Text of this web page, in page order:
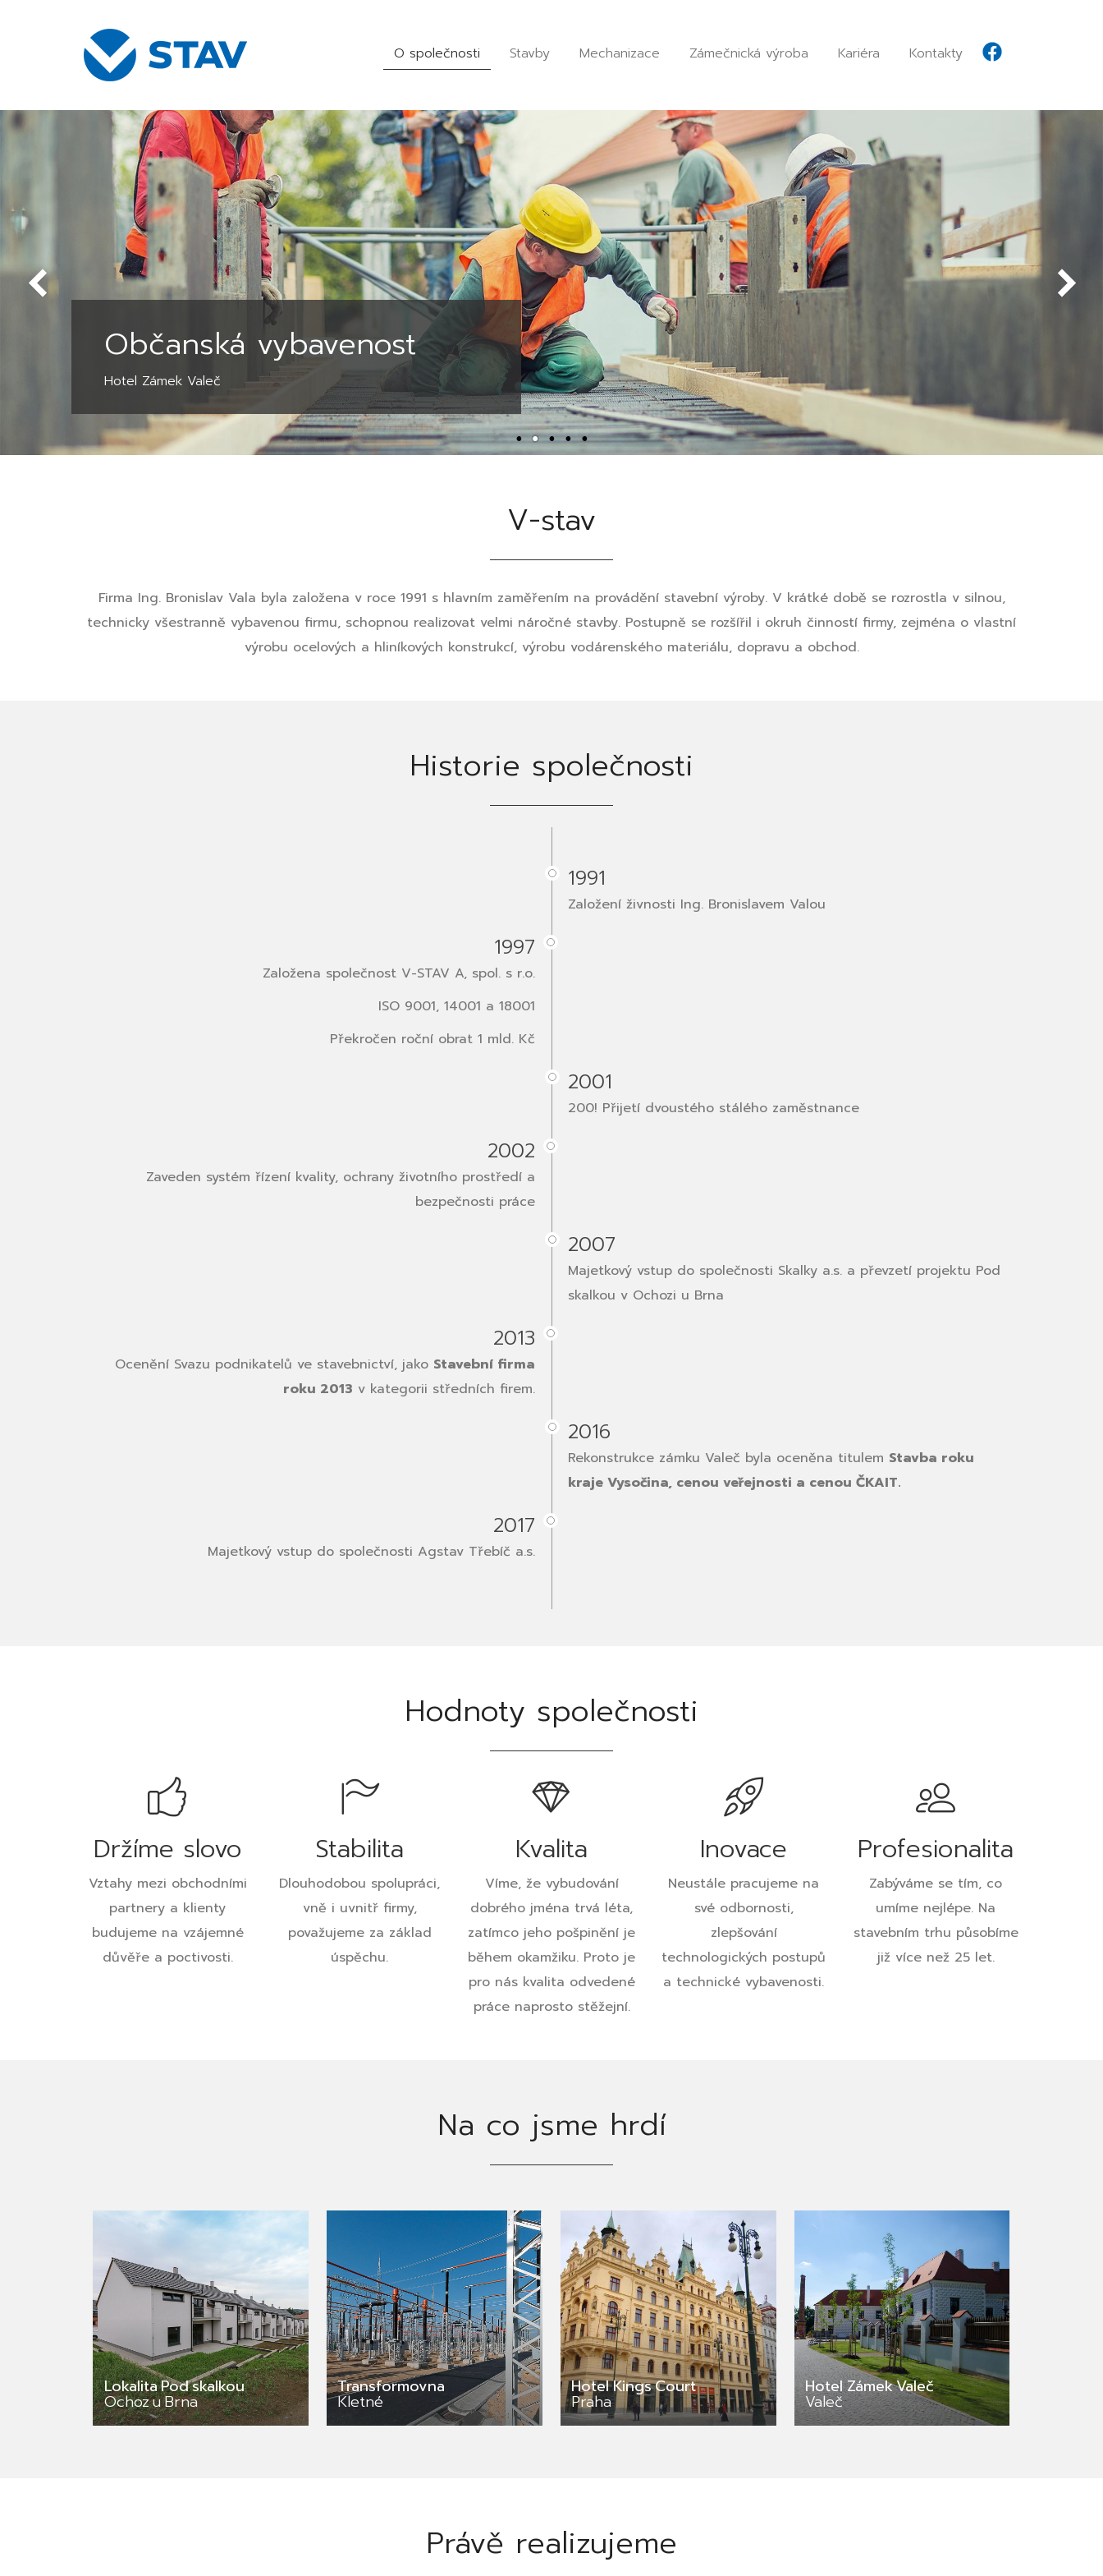
O společnosti Stavby Mechanizace Zámečnická výroba Kariéra Kontakty Facebook
Občanská vybavenost
Hotel Zámek Valeč
V-stav
Firma Ing. Bronislav Vala byla založena v roce 1991 s hlavním zaměřením na provádění stavební výroby. V krátké době se rozrostla v silnou,
technicky všestranně vybavenou firmu, schopnou realizovat velmi náročné stavby. Postupně se rozšířil i okruh činností firmy, zejména o vlastní
výrobu ocelových a hliníkových konstrukcí, výrobu vodárenského materiálu, dopravu a obchod.
Historie společnosti
1991
Založení živnosti Ing. Bronislavem Valou
1997
Založena společnost V-STAV A, spol. s r.o.
ISO 9001, 14001 a 18001
Překročen roční obrat 1 mld. Kč
2001
200! Přijetí dvoustého stálého zaměstnance
2002
Zaveden systém řízení kvality, ochrany životního prostředí a
bezpečnosti práce
2007
Majetkový vstup do společnosti Skalky a.s. a převzetí projektu Pod
skalkou v Ochozi u Brna
2013
Ocenění Svazu podnikatelů ve stavebnictví, jako Stavební firma
roku 2013 v kategorii středních firem.
2016
Rekonstrukce zámku Valeč byla oceněna titulem Stavba roku
kraje Vysočina, cenou veřejnosti a cenou ČKAIT.
2017
Majetkový vstup do společnosti Agstav Třebíč a.s.
Hodnoty společnosti
Držíme slovo
Vztahy mezi obchodními
partnery a klienty
budujeme na vzájemné
důvěře a poctivosti.
Stabilita
Dlouhodobou spolupráci,
vně i uvnitř firmy,
považujeme za základ
úspěchu.
Kvalita
Víme, že vybudování
dobrého jména trvá léta,
zatímco jeho pošpinění je
během okamžiku. Proto je
pro nás kvalita odvedené
práce naprosto stěžejní.
Inovace
Neustále pracujeme na
své odbornosti,
zlepšování
technologických postupů
a technické vybavenosti.
Profesionalita
Zabýváme se tím, co
umíme nejlépe. Na
stavebním trhu působíme
již více než 25 let.
Na co jsme hrdí
Lokalita Pod skalkou
Ochoz u Brna
Transformovna
Kletné
Hotel Kings Court
Praha
Hotel Zámek Valeč
Valeč
Právě realizujeme